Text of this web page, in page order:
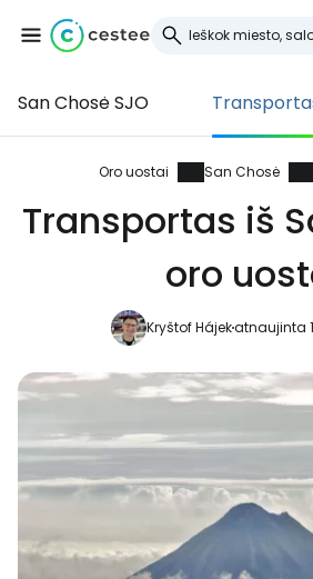
San Chosė SJO
Oro uostai San Chosė
Transportas iš
oro
Kryštof Hájekatnaujinta
Prisijunkite
Cestee
... pasaulinė kelionių
Tęsti su
Tęsti el. paštu